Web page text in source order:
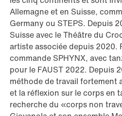
Allemagne et en Suisse,
Germany ou STEPS. Depuis
Suisse avec le Théâtre du
artiste associée depuis 2020.
commande SPHYNX, avec
pour le FAUST 2022. Depuis
méthode de travail fortement
et la réflexion sur le corps en
recherche du «corps non